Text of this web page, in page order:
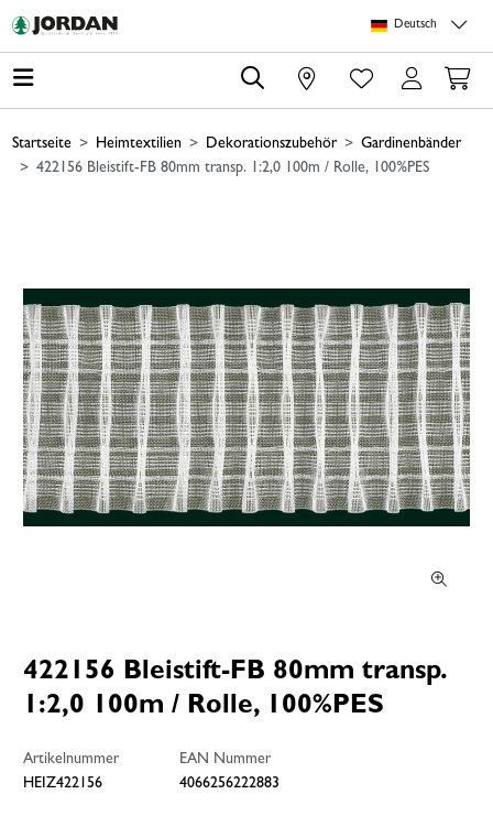
Deutsch
0
Startseite Heimtextilien Dekorationszubehör
Gardinenbänder
422156 Bleistift-FB 80mm transp. 1:2,0 100m / Rolle, 100%PES
422156 Bleistift-FB 80mm transp.
1:2,0 100m / Rolle, 100%PES
Artikelnummer
HEIZ422156
EAN Nummer
4066256222883